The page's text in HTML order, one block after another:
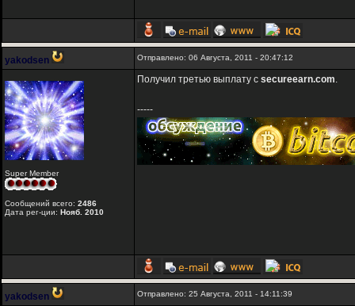
yakodsen Отправлено: 06 Августа, 2011 - 20:47:12
Super Member
Сообщений всего: 2486
Дата рег-ции: Нояб. 2010
Получил третью выплату с secureearn.com.
-----
yakodsen Отправлено: 25 Августа, 2011 - 14:11:39